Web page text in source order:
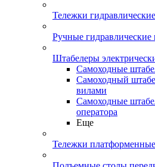
Тележки
Ручные гидравлические
Штабелеры
Самоходные
Самоходный
вилами
Самоходные
оператора
Еще
Тележки